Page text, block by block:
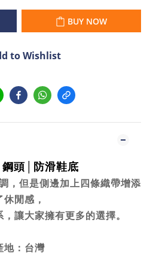
BUY NOW
to Wishlist
頭│防滑鞋底
，但是側邊加上四條織帶增添
休閒感，
讓大家擁有更多的選擇。
地：台灣